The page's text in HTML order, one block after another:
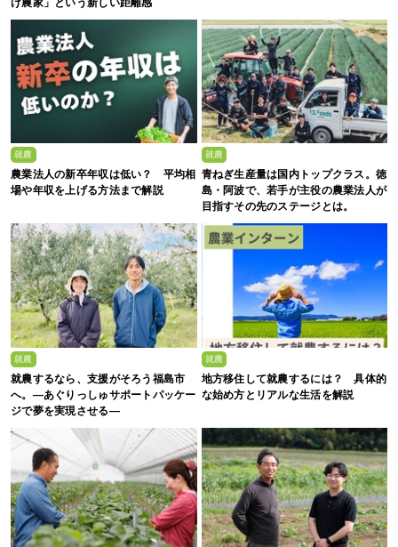
就農
農業法人の新卒年収は低い？ 平均相
場や年収を上げる方法まで解説
就農
青ねぎ生産量は国内トップクラス。徳
島・阿波で、若手が主役の農業法人が
目指すその先のステージとは。
就農
就農するなら、支援がそろう福島市
へ。—あぐりっしゅサポートパッケー
ジで夢を実現させる—
就農
地方移住して就農するには？ 具体的
な始め方とリアルな生活を解説